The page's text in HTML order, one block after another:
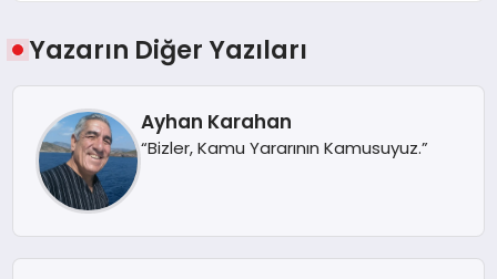
Yazarın Diğer Yazıları
Ayhan Karahan
“Bizler, Kamu Yararının Kamusuyuz.”